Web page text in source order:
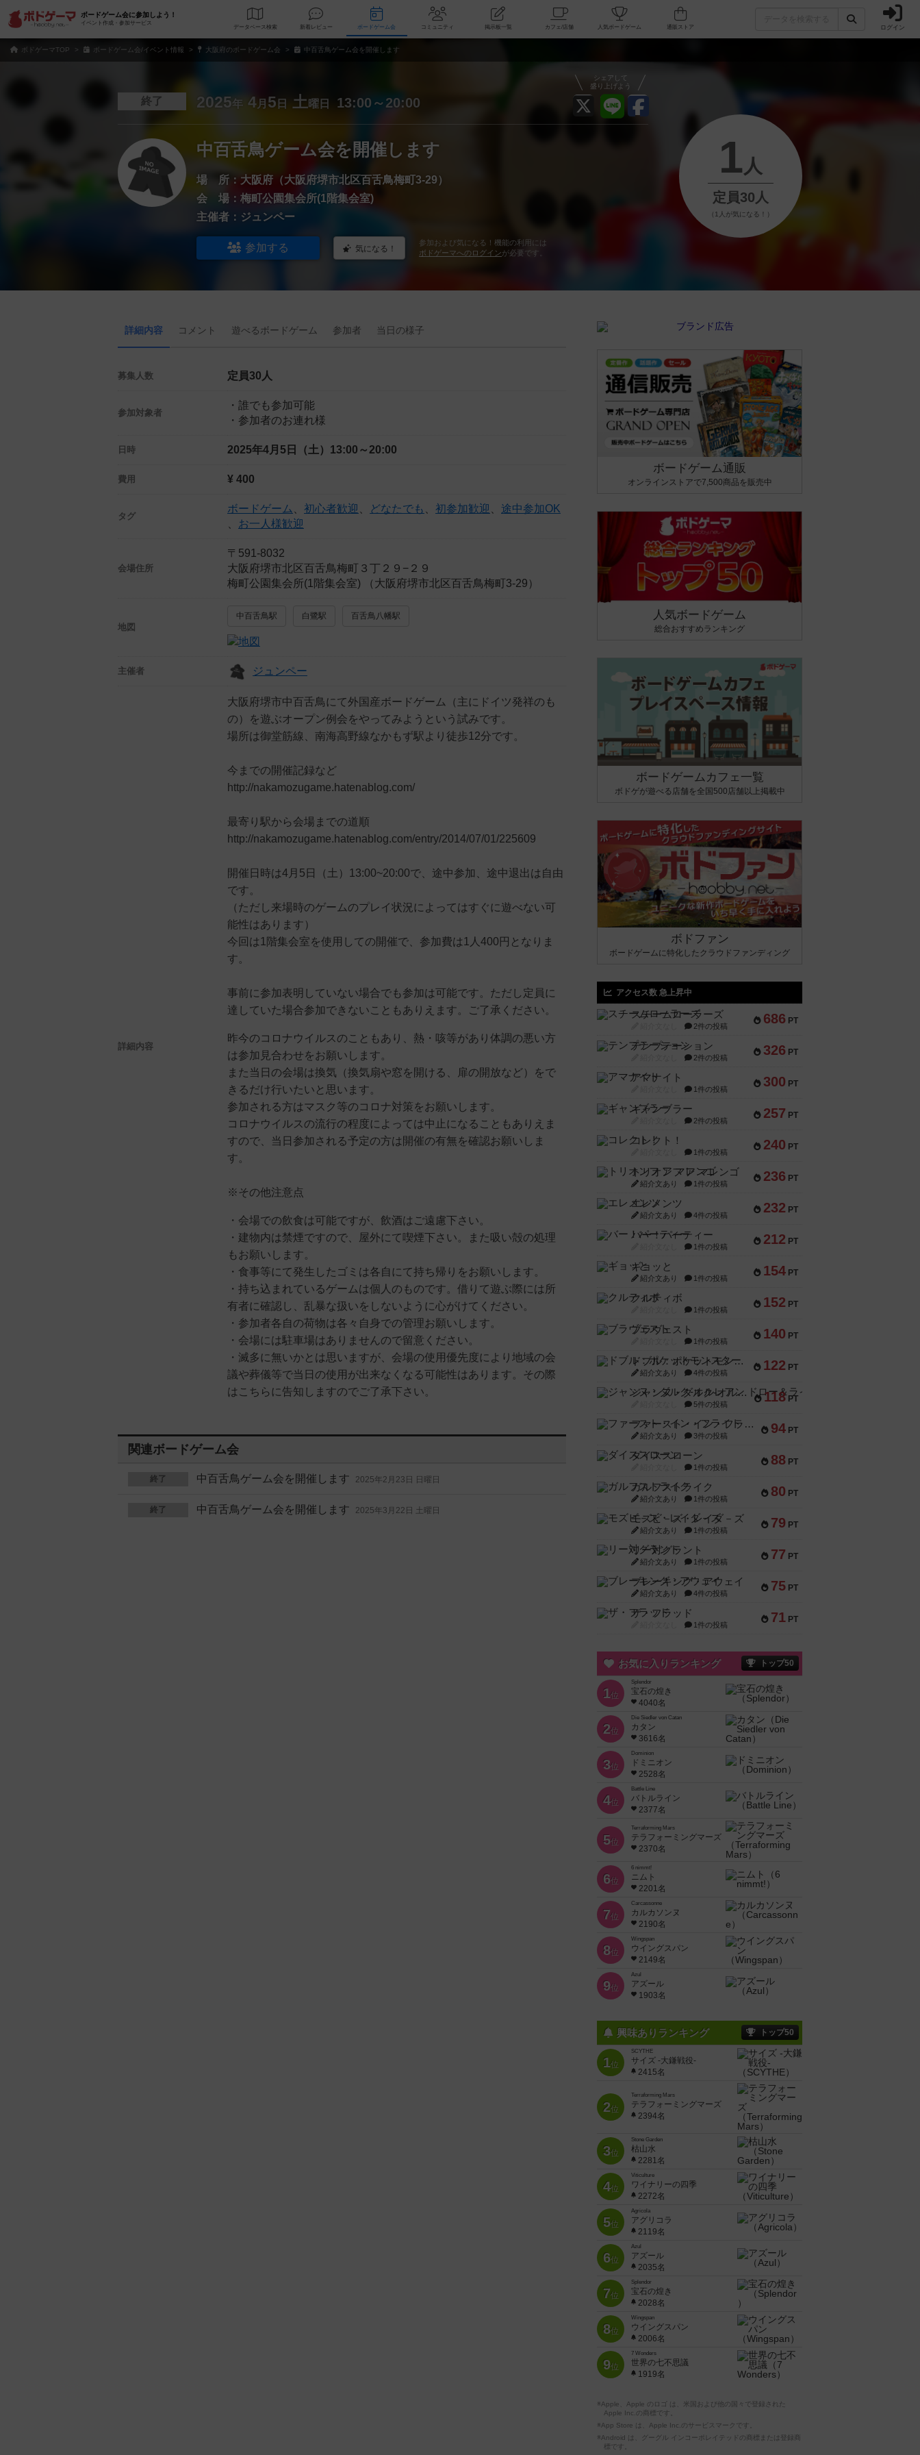
ボードゲーム会に参加しよう！
イベント作成・参加サービス
データベース 検索 新着レビュー ボードゲーム会 コミュニティ 掲示板一覧 カフェ/店舗 人気ボードゲーム ログイン
ボドゲーマTOP ボードゲーム会/イベント情報 大阪府のボードゲーム会 中百舌鳥ゲーム会を開催します
シェアして
盛り上げよう
終了 2025年 4月 5 日 土 曜日 13:00～20:00
中百舌鳥ゲーム会を開催します
場 所： 大阪府（大阪府堺市北区百舌鳥梅町3-29）
会 場： 梅町公園集会所(1階集会室)
主催者： ジュンペー
参加する 気になる！
参加および気になる！機能の利用には
ボドゲーマへのログインが必要です。
1 人
定員30人
（1人が気になる！）
詳細内容 コメント 遊べるボードゲーム 参加者 当日の様子
募集人数 定員30人
参加対象者
・誰でも参加可能
・参加者のお連れ様
日時 2025年4月5日（土） 13:00～20:00
費用 ¥ 400
タグ
ボードゲーム 初心者歓迎 どなたでも 初参加歓迎
途中参加OK
お一人様歓迎
会場住所
〒591-8032
大阪府堺市北区百舌鳥梅町３丁２９−２９
梅町公園集会所(1階集会室) （大阪府堺市北区百舌鳥梅町3-29）
地図
中百舌鳥駅 白鷺駅 百舌鳥八幡駅
主催者 ジュンペー
詳細内容
大阪府堺市中百舌鳥にて外国産ボードゲーム（主にドイツ発祥のも
の）を遊ぶオープン例会をやってみようという試みです。
場所は御堂筋線、南海高野線なかもず駅より徒歩12分です。
今までの開催記録など
http://nakamozugame.hatenablog.com/
最寄り駅から会場までの道順
http://nakamozugame.hatenablog.com/entry/2014/07/01/225609
開催日時は4月5日（土）13:00~20:00で、途中参加、途中退出は自由
です。
（ただし来場時のゲームのプレイ状況によってはすぐに遊べない可
能性はあります）
今回は1階集会室を使用しての開催で、参加費は1人400円となりま
す。
事前に参加表明していない場合でも参加は可能です。ただし定員に
達していた場合参加できないこともありえます。ご了承ください。
昨今のコロナウイルスのこともあり、熱・咳等があり体調の悪い方
は参加見合わせをお願いします。
また当日の会場は換気（換気扇や窓を開ける、扉の開放など）をで
きるだけ行いたいと思います。
参加される方はマスク等のコロナ対策をお願いします。
コロナウイルスの流行の程度によっては中止になることもありえま
すので、当日参加される予定の方は開催の有無を確認お願いしま
す。
※その他注意点
・会場での飲食は可能ですが、飲酒はご遠慮下さい。
・建物内は禁煙ですので、屋外にて喫煙下さい。また吸い殻の処理
もお願いします。
・食事等にて発生したゴミは各自にて持ち帰りをお願いします。
・持ち込まれているゲームは個人のものです。借りて遊ぶ際には所
有者に確認し、乱暴な扱いをしないように心がけてください。
・参加者各自の荷物は各々自身での管理お願いします。
・会場には駐車場はありませんので留意ください。
・滅多に無いかとは思いますが、会場の使用優先度により地域の会
議や葬儀等で当日の使用が出来なくなる可能性はあります。その際
はこちらに告知しますのでご了承下さい。
関連ボードゲーム会
終了 中百舌鳥ゲーム会を開催します 2025年2月23日 日曜日
終了 中百舌鳥ゲーム会を開催します 2025年3月22日 土曜日
ボードゲーム通販
オンラインストアで7,500商品を販売中
人気ボードゲーム
総合おすすめランキング
ボードゲームカフェ一覧
ボドゲが遊べる店舗を全国500店舗以上掲載中
ボドファン
ボードゲームに特化したクラウドファンディング
アクセス数 急上昇中
686 PT
スチームローラーズ
2件の投稿
326 PT
テンプテーション
2件の投稿
300 PT
アマナイト
1件の投稿
257 PT
ギャンブラー
2件の投稿
240 PT
コレクト！
1件の投稿
236 PT
トリオンフ ア マレンゴ
紹介文あり 1件の投稿
232 PT
エレメンツ
紹介文あり 4件の投稿
212 PT
バー！パーティー
1件の投稿
154 PT
ギョッと
紹介文あり 1件の投稿
152 PT
クルティボ
1件の投稿
140 PT
ブラヴェスト
1件の投稿
122 PT
ドブル：ポケットモンスター
紹介文あり 4件の投稿
118 PT
ジャンヌ・ダルク-オルレアン ドロー＆ライト
5件の投稿
94 PT
ファースト・イン・フライト
紹介文あり 3件の投稿
88 PT
ダイススローン
1件の投稿
80 PT
ガルフストライク
紹介文あり 1件の投稿
79 PT
モズビ－ズ・レイダ－ズ
紹介文あり 1件の投稿
77 PT
リー対グラント
紹介文あり 1件の投稿
75 PT
ブレーキング・アウェイ
紹介文あり 4件の投稿
71 PT
ザ・フラッド
1件の投稿
お気に入りランキング トップ50
1位
Splendor
宝石の煌き
4040名
2位
Die Siedler von Catan
カタン
3616名
3位
Dominion
ドミニオン
2528名
4位
Battle Line
バトルライン
2377名
5位
Terraforming Mars
テラフォーミングマーズ
2370名
6位
6 nimmt!
ニムト
2201名
7位
Carcassonne
カルカソンヌ
2190名
8位
Wingspan
ウイングスパン
2149名
9位
Azul
アズール
1903名
興味ありランキング トップ50
1位
SCYTHE
サイズ -大鎌戦役-
2415名
2位
Terraforming Mars
テラフォーミングマーズ
2394名
3位
Stone Garden
枯山水
2281名
4位
Viticulture
ワイナリーの四季
2272名
5位
Agricola
アグリコラ
2119名
6位
Azul
アズール
2035名
7位
Splendor
宝石の煌き
2028名
8位
Wingspan
ウイングスパン
2006名
9位
7 Wonders
世界の七不思議
1919名
※Apple、Apple のロゴ は、米国および他の国々で登録された
Apple Inc.の商標です。
※App Store は、Apple Inc.のサービスマークです。
※Android は、グーグル インコーポレイテッドの商標または登録商
標です。